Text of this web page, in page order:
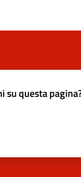
su questa